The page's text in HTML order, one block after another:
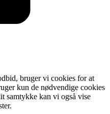
bruger vi cookies for at
kun de nødvendige cookies
samtykke kan vi også vise